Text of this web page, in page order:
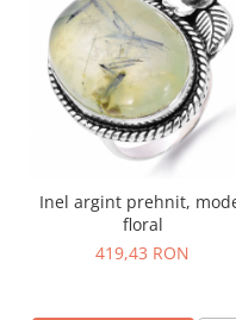
Inel argint prehnit,
floral
419,43 RON